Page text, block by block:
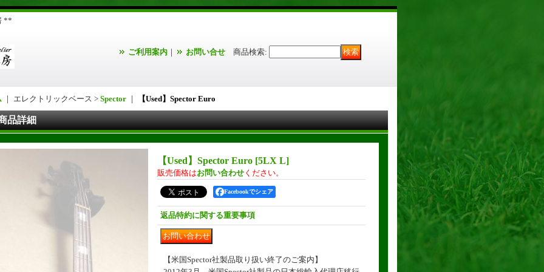
**
ご利用案内 ｜ お問い合せ 商品検索:
｜ エレクトリックベース > Spector ｜ 【Used】Spector Euro
品詳細
【Used】Spector Euro [5LX L]
販売価格はお問い合わせ ください。
Facebookでシェア
返品特約に関する重要事項
【米国Spector社製品取り扱い終了のご案内】